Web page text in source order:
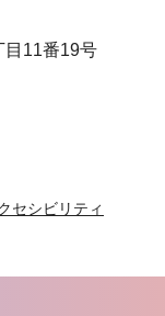
目11番19号
セシビリティ